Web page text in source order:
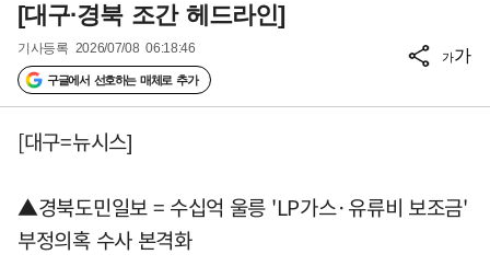
[대구·경북 조간 헤드라인]
기사등록 2026/07/08 06:18:46
구글에서 선호하는 매체로 추가
가가
[대구=뉴시스]
▲경북도민일보 = 수십억 울릉 'LP가스·유류비 보조금'
부정의혹 수사 본격화